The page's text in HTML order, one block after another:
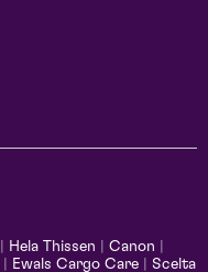
Hela Thissen Canon
Ewals Cargo Care Scelta